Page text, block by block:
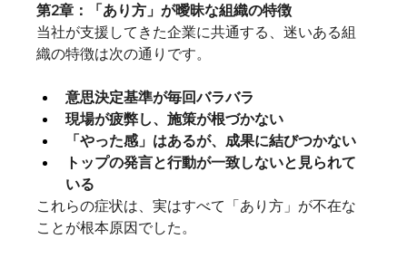
第2章：「あり方」が曖昧な組織の特徴
当社が支援してきた企業に共通する、迷いある組
織の特徴は次の通りです。
意思決定基準が毎回バラバラ
現場が疲弊し、施策が根づかない
「やった感」はあるが、成果に結びつかない
トップの発言と行動が一致しないと見られて
いる
これらの症状は、実はすべて「あり方」が不在な
ことが根本原因でした。